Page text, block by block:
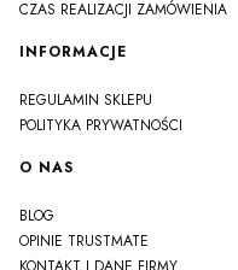
CZAS REALIZACJI ZAMÓWIENIA
INFORMACJE
REGULAMIN SKLEPU
POLITYKA PRYWATNOŚCI
O NAS
BLOG
OPINIE TRUSTMATE